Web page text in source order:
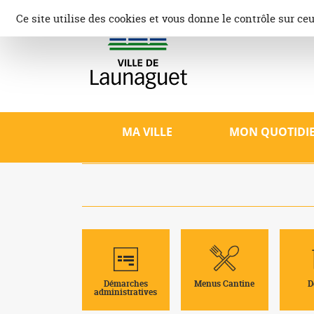
contenu
Site
MA VILLE MON
Démarches
administratives
Menus Cantine
Ce site utilise des cookies et vous donne le contrôle sur